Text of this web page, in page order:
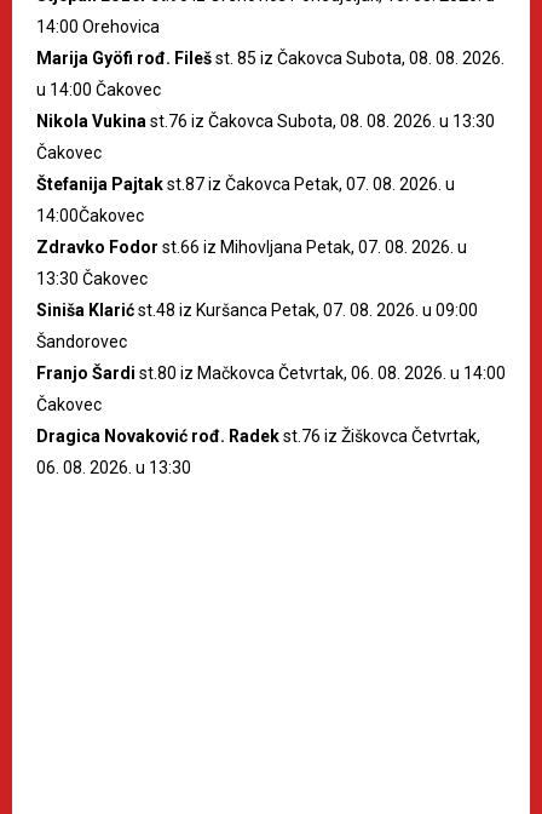
14:00 Orehovica
Marija Gyöfi rođ. Filešst. 85 iz Čakovca Subota, 08. 08. 2026.
u 14:00 Čakovec
Nikola Vukinast.76 iz Čakovca Subota, 08. 08. 2026. u 13:30
Čakovec
Štefanija Pajtakst.87 iz Čakovca Petak, 07. 08. 2026. u
14:00Čakovec
Zdravko Fodor st.66 iz Mihovljana Petak, 07. 08. 2026. u
13:30 Čakovec
Siniša Klarićst.48 iz Kuršanca Petak, 07. 08. 2026. u 09:00
Šandorovec
Franjo Šardi st.80 iz Mačkovca Četvrtak, 06. 08. 2026. u 14:00
Čakovec
Dragica Novaković rođ. Radekst.76 iz Žiškovca Četvrtak,
06. 08. 2026. u 13:30